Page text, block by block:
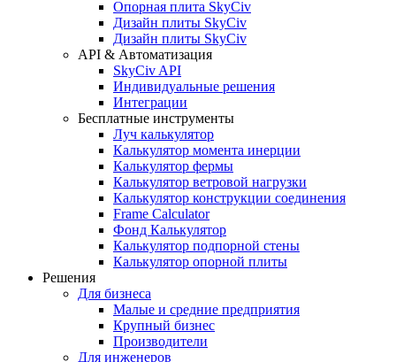
Опорная плита SkyCiv
Дизайн плиты SkyCiv
Дизайн плиты SkyCiv
API & Автоматизация
SkyCiv API
Индивидуальные решения
Интеграции
Бесплатные инструменты
Луч калькулятор
Калькулятор момента инерции
Калькулятор фермы
Калькулятор ветровой нагрузки
Калькулятор конструкции соединения
Frame Calculator
Фонд Калькулятор
Калькулятор подпорной стены
Калькулятор опорной плиты
Решения
Для бизнеса
Малые и средние предприятия
Крупный бизнес
Производители
Для инженеров